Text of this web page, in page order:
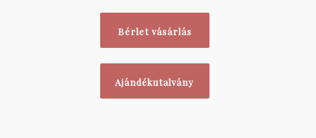
Bérlet vásárlás
Ajándékutalvány